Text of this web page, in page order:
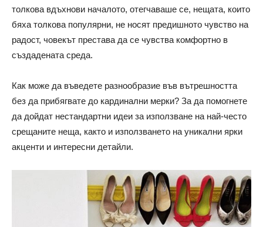
толкова вдъхнови началото, отегчаваше се, нещата, които
бяха толкова популярни, не носят предишното чувство на
радост, човекът престава да се чувства комфортно в
създадената среда.
Как може да въведете разнообразие във вътрешността
без да прибягвате до кардинални мерки? За да помогнете
да дойдат нестандартни идеи за използване на най-често
срещаните неща, както и използването на уникални ярки
акценти и интересни детайли.